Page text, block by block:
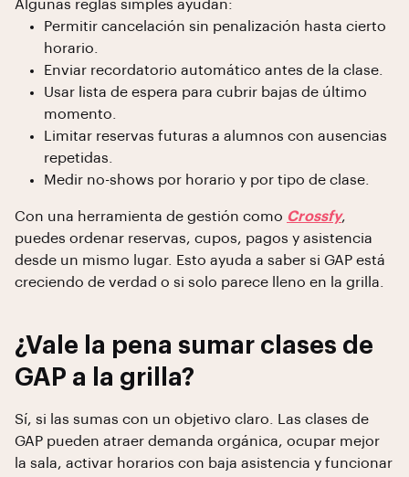
Algunas reglas simples ayudan:
Permitir cancelación sin penalización hasta cierto
horario.
Enviar recordatorio automático antes de la clase.
Usar lista de espera para cubrir bajas de último
momento.
Limitar reservas futuras a alumnos con ausencias
repetidas.
Medir no-shows por horario y por tipo de clase.
Con una herramienta de gestión como Crossfy,
puedes ordenar reservas, cupos, pagos y asistencia
desde un mismo lugar. Esto ayuda a saber si GAP está
creciendo de verdad o si solo parece lleno en la grilla.
¿Vale la pena sumar clases de
GAP a la grilla?
Sí, si las sumas con un objetivo claro. Las clases de
GAP pueden atraer demanda orgánica, ocupar mejor
la sala, activar horarios con baja asistencia y funcionar